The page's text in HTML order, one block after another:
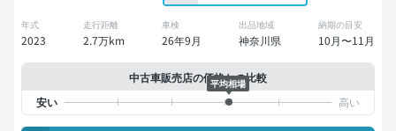
年式
2023
走行距離
2.7万km
車検
26年9月
出品地域
神奈川県
納期の目安
10月〜11月
中古車販売店の価格との比較
平均相場